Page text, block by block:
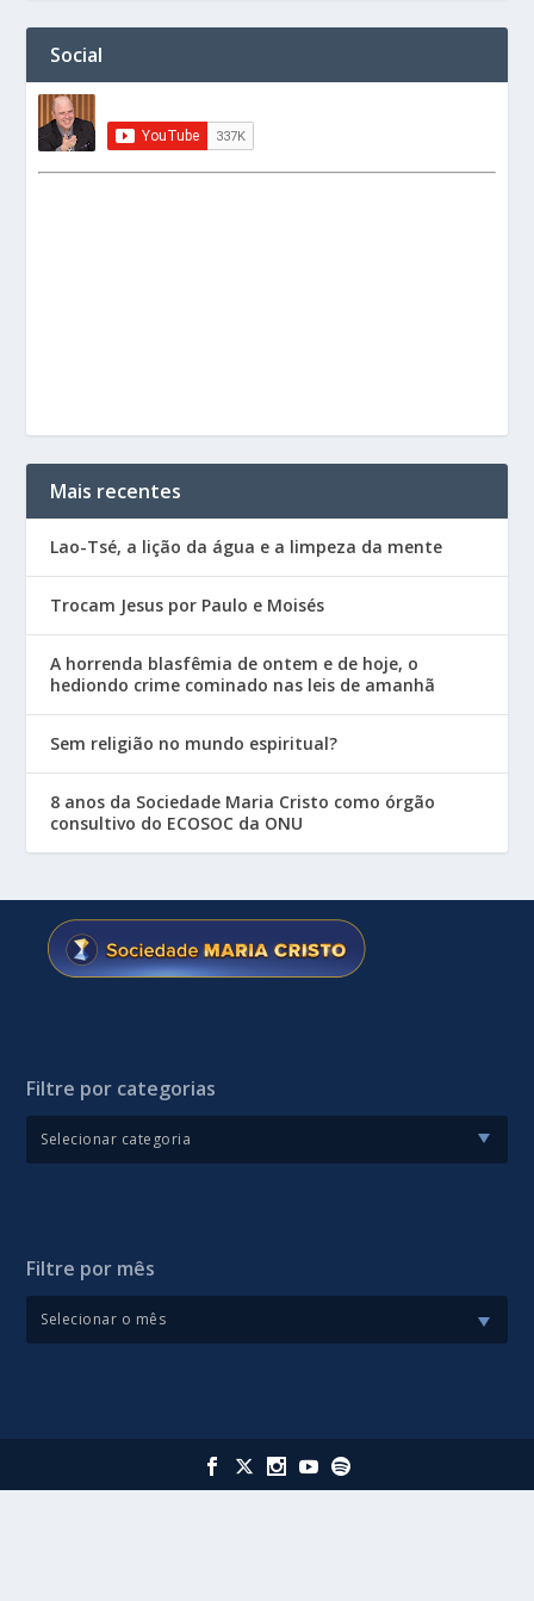
Social
Mais recentes
Lao-Tsé, a lição da água e a limpeza da mente
Trocam Jesus por Paulo e Moisés
A horrenda blasfêmia de ontem e de hoje, o
hediondo crime cominado nas leis de amanhã
Sem religião no mundo espiritual?
8 anos da Sociedade Maria Cristo como órgão
consultivo do ECOSOC da ONU
Filtre por categorias
Filtre por mês